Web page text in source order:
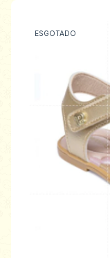
ESGOTADO